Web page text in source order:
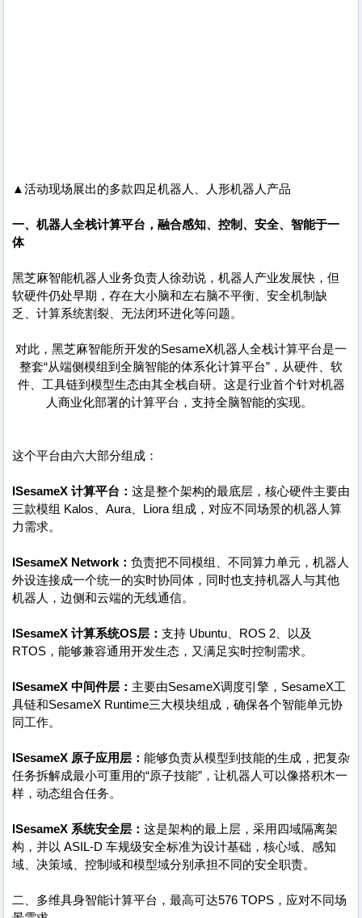
▲活动现场展出的多款四足机器人、人形机器人产品
一、机器人全栈计算平台，融合感知、控制、安全、智能于一
体
黑芝麻智能机器人业务负责人徐劲说，机器人产业发展快，但
软硬件仍处早期，存在大小脑和左右脑不平衡、安全机制缺
乏、计算系统割裂、无法闭环进化等问题。
对此，黑芝麻智能所开发的SesameX机器人全栈计算平台是一
整套“从端侧模组到全脑智能的体系化计算平台”，从硬件、软
件、工具链到模型生态由其全栈自研。这是行业首个针对机器
人商业化部署的计算平台，支持全脑智能的实现。
这个平台由六大部分组成：
lSesameX 计算平台： 这是整个架构的最底层，核心硬件主要由
三款模组 Kalos、Aura、Liora 组成，对应不同场景的机器人算
力需求。
lSesameX Network： 负责把不同模组、不同算力单元，机器人
外设连接成一个统一的实时协同体，同时也支持机器人与其他
机器人，边侧和云端的无线通信。
lSesameX 计算系统OS层： 支持 Ubuntu、ROS 2、以及
RTOS，能够兼容通用开发生态，又满足实时控制需求。
lSesameX 中间件层： 主要由SesameX调度引擎，SesameX工
具链和SesameX Runtime三大模块组成，确保各个智能单元协
同工作。
lSesameX 原子应用层： 能够负责从模型到技能的生成，把复杂
任务拆解成最小可重用的“原子技能”，让机器人可以像搭积木一
样，动态组合任务。
lSesameX 系统安全层： 这是架构的最上层，采用四域隔离架
构，并以 ASIL-D 车规级安全标准为设计基础，核心域、感知
域、决策域、控制域和模型域分别承担不同的安全职责。
二、多维具身智能计算平台，最高可达576 TOPS，应对不同场